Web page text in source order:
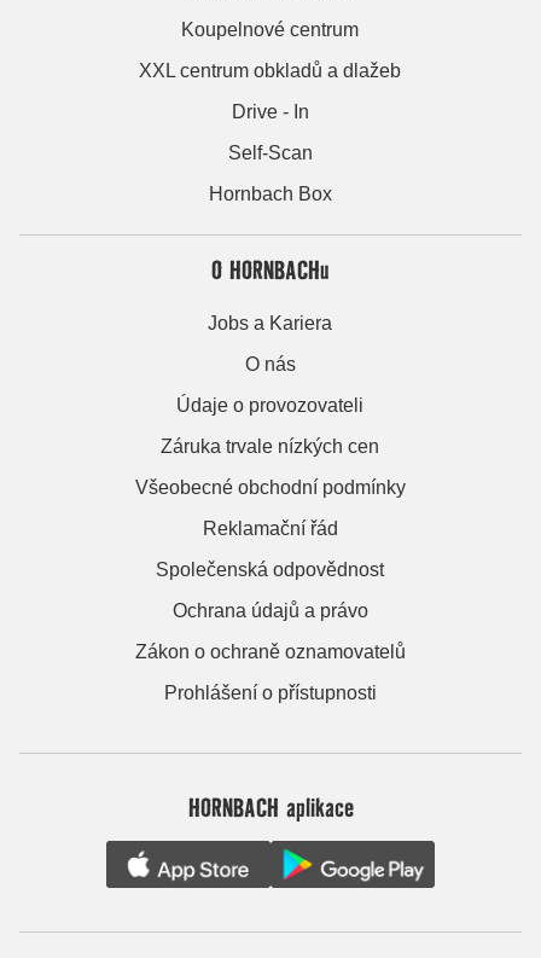
Koupelnové centrum
XXL centrum obkladů a dlažeb
Drive - In
Self-Scan
Hornbach Box
O HORNBACHu
Jobs a Kariera
O nás
Údaje o provozovateli
Záruka trvale nízkých cen
Všeobecné obchodní podmínky
Reklamační řád
Společenská odpovědnost
Ochrana údajů a právo
Zákon o ochraně oznamovatelů
Prohlášení o přístupnosti
HORNBACH aplikace